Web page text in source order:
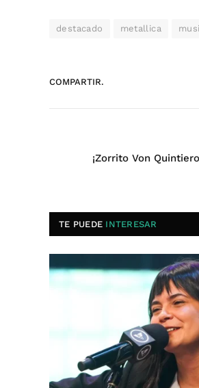
destacado metallica
COMPARTIR.
¡Zorrito Von
TE PUEDE INTERESAR